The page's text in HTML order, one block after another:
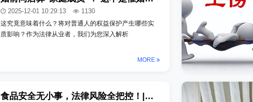
2025-12-01 10:29:13
1130
这究竟意味着什么？将对普通人的权益保护产生哪些实
质影响？作为法律从业者，我们为您深入解析
MORE
食品安全无小事，法律风险全把控！|新《中华人民共和国食品安全法》（2025.12.1实施）